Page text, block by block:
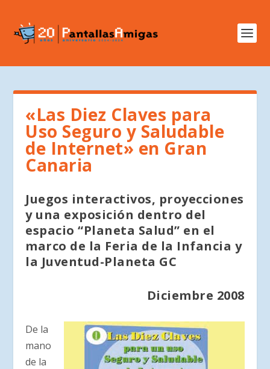
«Las Diez Claves para
Uso Seguro y Saludable
de Internet» en Gran
Canaria
Juegos interactivos, proyecciones
y una exposición dentro del
espacio “Planeta Salud” en el
marco de la Feria de la Infancia y
la Juventud-Planeta GC
Diciembre 2008
De la
mano
de la